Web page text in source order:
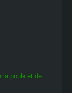
la poule et de